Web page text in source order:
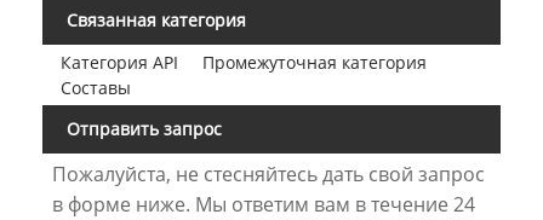
Связанная категория
Категория API
Промежуточная категория
Составы
Отправить запрос
Пожалуйста, не стесняйтесь дать свой запрос
в форме ниже. Мы ответим вам в течение 24